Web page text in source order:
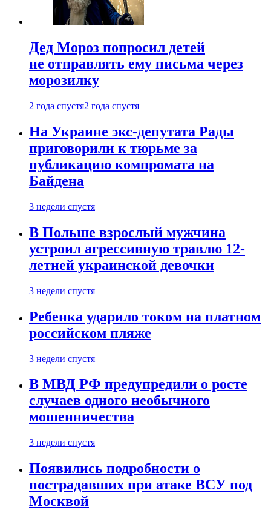
Дед Мороз попросил детей
не отправлять ему письма через
морозилку
2 года спустя2 года спустя
На Украине экс-депутата Рады
приговорили к тюрьме за
публикацию компромата на
Байдена
3 недели спустя
В Польше взрослый мужчина
устроил агрессивную травлю 12-
летней украинской девочки
3 недели спустя
Ребенка ударило током на платном
российском пляже
3 недели спустя
В МВД РФ предупредили о росте
случаев одного необычного
мошенничества
3 недели спустя
Появились подробности о
пострадавших при атаке ВСУ под
Москвой